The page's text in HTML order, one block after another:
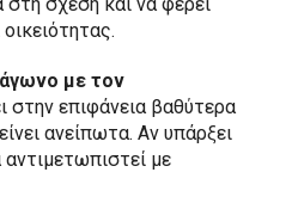
με τον
στην επιφάνεια βαθύτερα
ανείπωτα. Αν υπάρξει
αντιμετωπιστεί με